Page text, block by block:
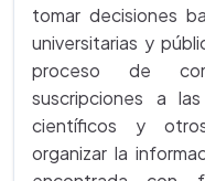
tomar decisiones
universitarias y
proceso de
suscripciones a
científicos y
organizar la